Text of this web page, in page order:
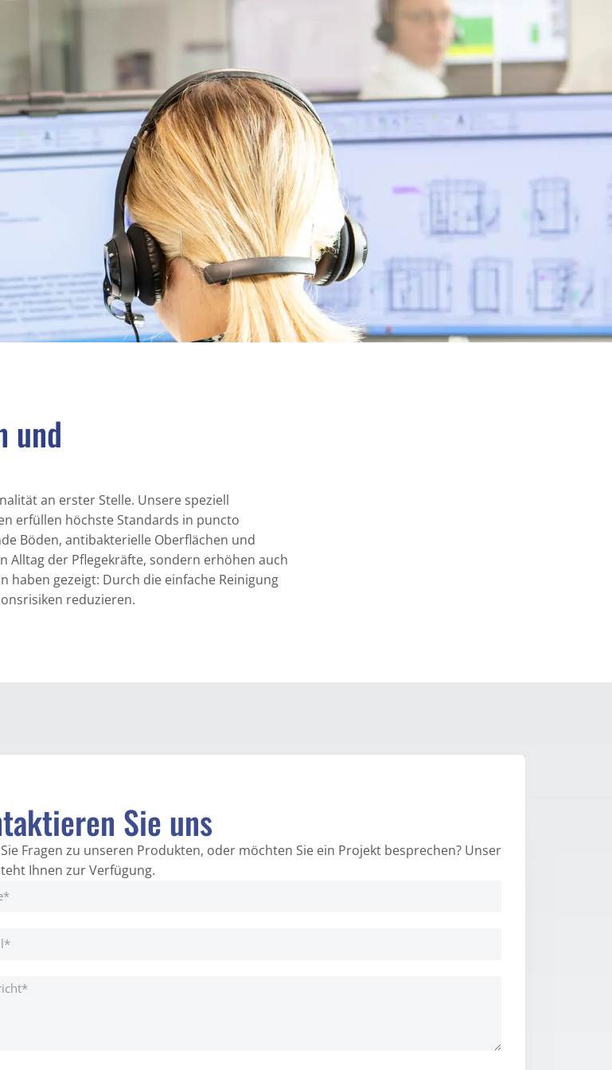
Karriere
PRODUKTE & SERVICES
und
an erster Stelle. Unsere speziell
erfüllen höchste Standards in puncto
Böden, antibakterielle Oberflächen und
der Pflegekräfte, sondern erhöhen auch
gezeigt: Durch die einfache Reinigung
reduzieren.
Sie uns
Fragen zu unseren Produkten, oder möchten Sie ein Projekt besprechen? Unser
Ihnen zur Verfügung.